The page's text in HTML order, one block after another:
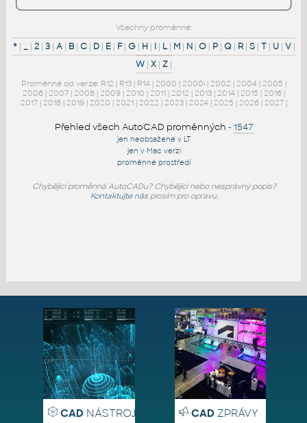
Všechny proměnné:
*| _| 2| 3| A| B| C| D| E| F| G| H | I| L| M| N| O| P| Q| R| S| T| U| V|
W | X | Z |
Proměnné od verze: R12 | R13 | R14 | 2000 | 2000i | 2002 | 2004 | 2005 |
2006 | 2007 | 2008 | 2009 | 2010 | 2011 | 2012 | 2013 | 2014 | 2015 | 2016 |
2017 | 2018 | 2019 | 2020 | 2021 | 2022 | 2023 | 2024 | 2025 | 2026 | 2027 |
Přehled všech AutoCAD proměnných - 1547
jen neobsažené v LT
jen v Mac verzi
proměnné prostředí
Chybějící proměnná AutoCADu? Chybějící nebo nesprávný popis?
Kontaktujte násprosím pro opravu.
CADNÁSTROJE CADZPRÁVY